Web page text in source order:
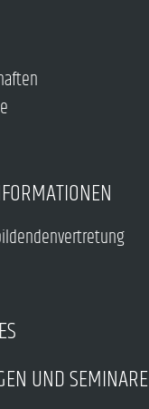
UND SEMINARE